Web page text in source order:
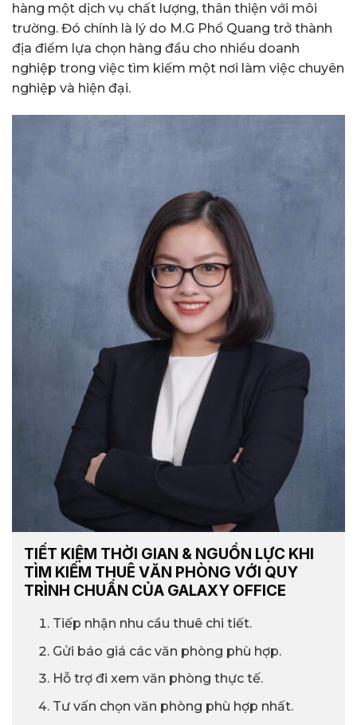
hàng một dịch vụ chất lượng, thân thiện với môi
trường. Đó chính là lý do M.G Phổ Quang trở thành
địa điểm lựa chọn hàng đầu cho nhiều doanh
nghiệp trong việc tìm kiếm một nơi làm việc chuyên
nghiệp và hiện đại.
TIẾT KIỆM THỜI GIAN & NGUỒN LỰC KHI
TÌM KIẾM THUÊ VĂN PHÒNG VỚI QUY
TRÌNH CHUẨN CỦA GALAXY OFFICE
Tiếp nhận nhu cầu thuê chi tiết.
Gửi báo giá các văn phòng phù hợp.
Hỗ trợ đi xem văn phòng thực tế.
Tư vấn chọn văn phòng phù hợp nhất.